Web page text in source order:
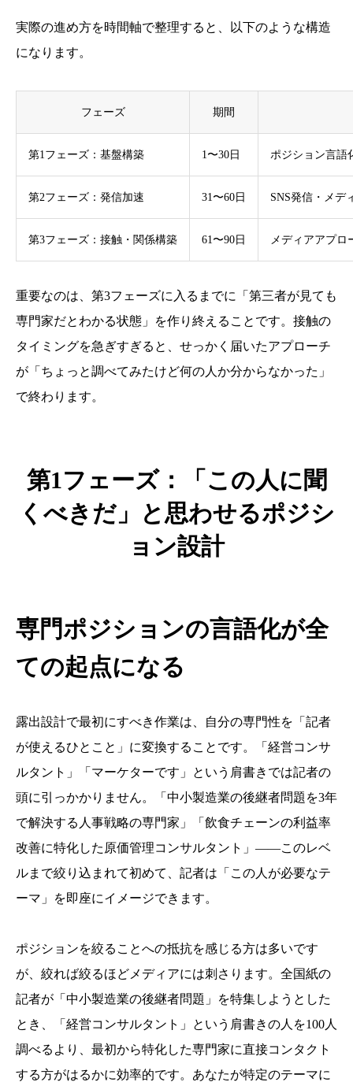
実際の進め方を時間軸で整理すると、以下のような構造
になります。
フェーズ 期間
第1フェーズ：基盤構築 1〜30日 ポジション言語
第2フェーズ：発信加速 31〜60日 SNS発信・メデ
第3フェーズ：接触・関係構築 61〜90日 メディアアプ
重要なのは、第3フェーズに入るまでに「第三者が見ても
専門家だとわかる状態」を作り終えることです。接触の
タイミングを急ぎすぎると、せっかく届いたアプローチ
が「ちょっと調べてみたけど何の人か分からなかった」
で終わります。
第1フェーズ：「この人に聞
くべきだ」と思わせるポジシ
ョン設計
専門ポジションの言語化が全
ての起点になる
露出設計で最初にすべき作業は、自分の専門性を「記者
が使えるひとこと」に変換することです。「経営コンサ
ルタント」「マーケターです」という肩書きでは記者の
頭に引っかかりません。「中小製造業の後継者問題を3年
で解決する人事戦略の専門家」「飲食チェーンの利益率
改善に特化した原価管理コンサルタント」——このレベ
ルまで絞り込まれて初めて、記者は「この人が必要なテ
ーマ」を即座にイメージできます。
ポジションを絞ることへの抵抗を感じる方は多いです
が、絞れば絞るほどメディアには刺さります。全国紙の
記者が「中小製造業の後継者問題」を特集しようとした
とき、「経営コンサルタント」という肩書きの人を100人
調べるより、最初から特化した専門家に直接コンタクト
する方がはるかに効率的です。あなたが特定のテーマに